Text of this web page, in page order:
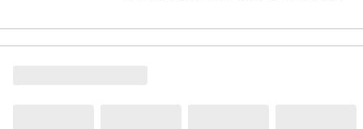
振る首振り機能付きです。就寝時にも便利
な切タイマー(2時間/4時間/8時間)付きで